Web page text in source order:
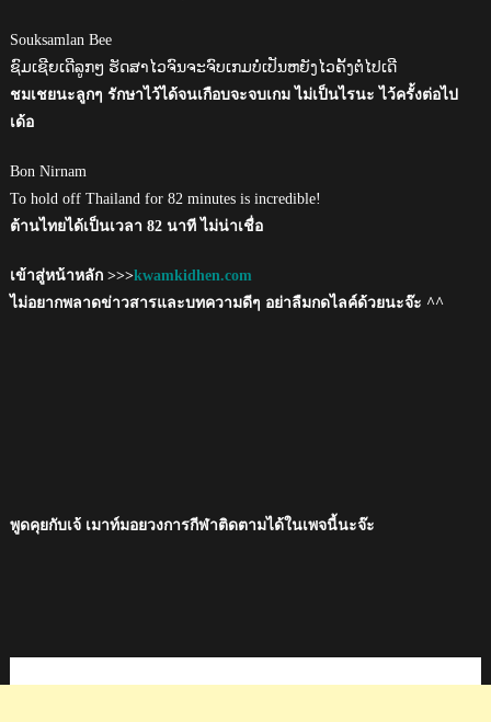
Souksamlan Bee
ຊົມເຊີຍເດີລູກໆ ຮັດສາໄວຈົນຈະຈົບເກມບໍ່ເປັນຫຍັງໄວຄັ້ງຕໍ່ໄປເດີ
ชมเชยนะลูกๆ รักษาไว้ได้จนเกือบจะจบเกม ไม่เป็นไรนะ ไว้ครั้งต่อไป
เด้อ
Bon Nirnam
To hold off Thailand for 82 minutes is incredible!
ต้านไทยได้เป็นเวลา 82 นาที ไม่น่าเชื่อ
เข้าสู่หน้าหลัก >>>kwamkidhen.com
ไม่อยากพลาดข่าวสารและบทความดีๆ อย่าลืมกดไลค์ด้วยนะจ๊ะ ^^
พูดคุยกับเจ้ เมาท์มอยวงการกีฬาติดตามได้ในเพจนี้นะจ๊ะ